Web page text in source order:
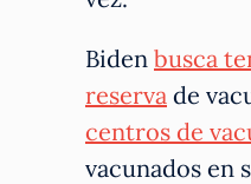
Biden busca
reserva de
centros de
vacunados en